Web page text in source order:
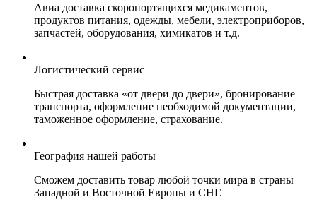
Авиа доставка скоропортящихся медикаментов,
продуктов питания, одежды, мебели, электроприборов,
запчастей, оборудования, химикатов и т.д.
Логистический сервис
Быстрая доставка «от двери до двери», бронирование
транспорта, оформление необходимой документации,
таможенное оформление, страхование.
География нашей работы
Сможем доставить товар любой точки мира в страны
Западной и Восточной Европы и СНГ.